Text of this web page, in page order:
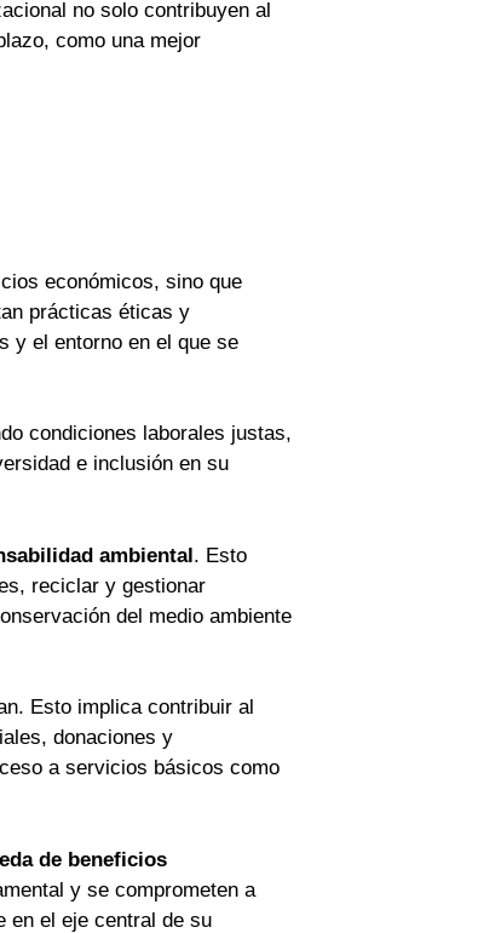
no solo contribuyen al
como una mejor
económicos, sino que
prácticas éticas y
y el entorno en el que se
condiciones laborales justas,
e inclusión en su
ambiental. Esto
reciclar y gestionar
del medio ambiente
Esto implica contribuir al
donaciones y
a servicios básicos como
de beneficios
y se comprometen a
en el eje central de su